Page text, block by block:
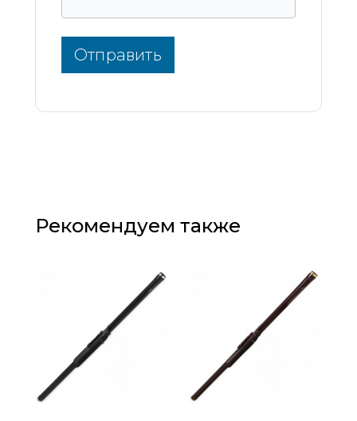
Отправить
Рекомендуем также